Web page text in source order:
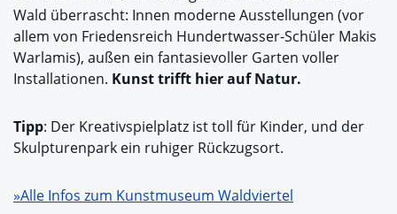
Wald überrascht: Innen moderne Ausstellungen (vor
allem von Friedensreich Hundertwasser-Schüler Makis
Warlamis), außen ein fantasievoller Garten voller
Installationen. Kunst trifft hier auf Natur.
Tipp: Der Kreativspielplatz ist toll für Kinder, und der
Skulpturenpark ein ruhiger Rückzugsort.
»Alle Infos zum Kunstmuseum Waldviertel